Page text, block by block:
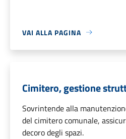
VAI ALLA PAGINA
Cimitero, gestione
Sovrintende alla
del cimitero comunale,
decoro degli spazi.